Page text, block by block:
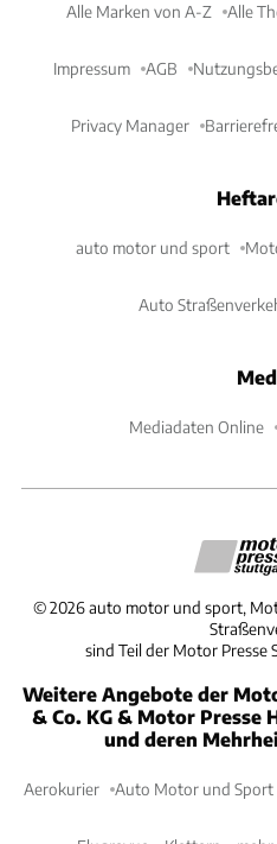
Alle Marken von A-Z Alle
Impressum AGB
Privacy Manager
auto motor und sport
Auto
Mediadaten Online
©2026 auto motor und sport,
sind Teil der Motor Presse
Weitere Angebote der
& Co. KG & Motor Presse
und deren
Aerokurier Auto Motor und Sport